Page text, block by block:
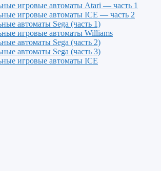
игровые автоматы Atari — часть 1
игровые автоматы ICE — часть 2
автоматы Sega (часть 1)
игровые автоматы Williams
автоматы Sega (часть 2)
автоматы Sega (часть 3)
игровые автоматы ICE